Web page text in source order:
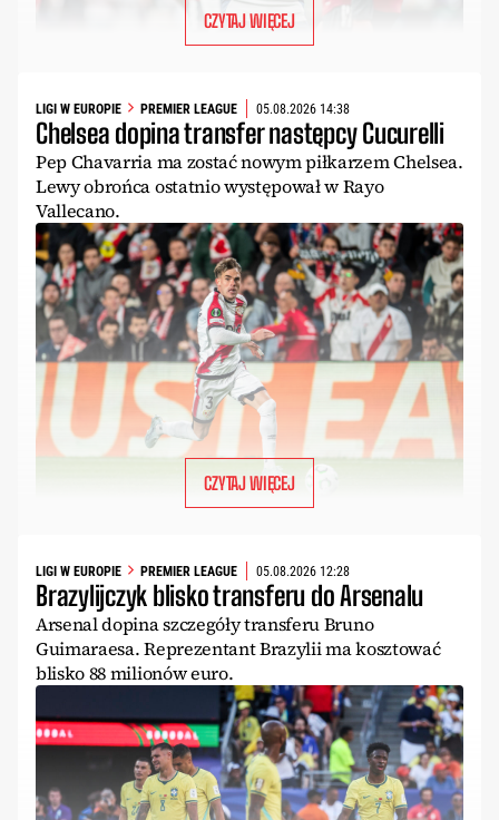
CZYTAJ WIĘCEJ
LIGI W EUROPIE PREMIER LEAGUE 05.08.2026 14:38
Chelsea dopina transfer następcy Cucurelli
Pep Chavarria ma zostać nowym piłkarzem Chelsea.
Lewy obrońca ostatnio występował w Rayo
Vallecano.
CZYTAJ WIĘCEJ
LIGI W EUROPIE PREMIER LEAGUE 05.08.2026 12:28
Brazylijczyk blisko transferu do Arsenalu
Arsenal dopina szczegóły transferu Bruno
Guimaraesa. Reprezentant Brazylii ma kosztować
blisko 88 milionów euro.